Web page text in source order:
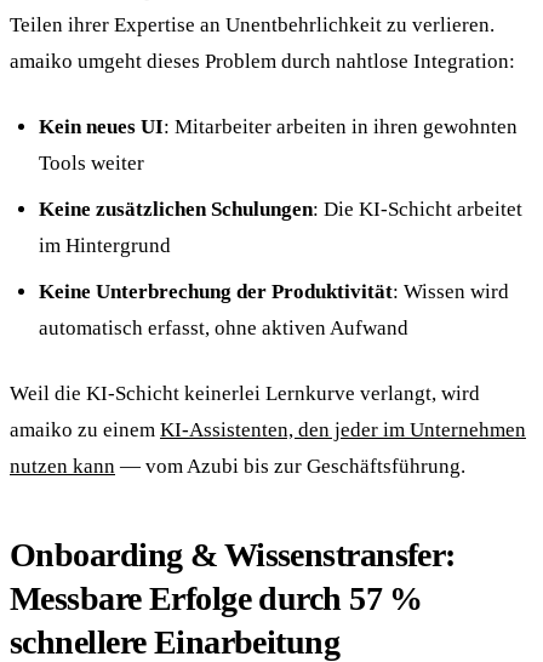
Teilen ihrer Expertise an Unentbehrlichkeit zu verlieren.
amaiko umgeht dieses Problem durch nahtlose Integration:
Kein neues UI: Mitarbeiter arbeiten in ihren gewohnten
Tools weiter
Keine zusätzlichen Schulungen: Die KI-Schicht arbeitet
im Hintergrund
Keine Unterbrechung der Produktivität: Wissen wird
automatisch erfasst, ohne aktiven Aufwand
Weil die KI-Schicht keinerlei Lernkurve verlangt, wird
amaiko zu einem KI-Assistenten, den jeder im Unternehmen
nutzen kann — vom Azubi bis zur Geschäftsführung.
Onboarding & Wissenstransfer:
Messbare Erfolge durch 57 %
schnellere Einarbeitung